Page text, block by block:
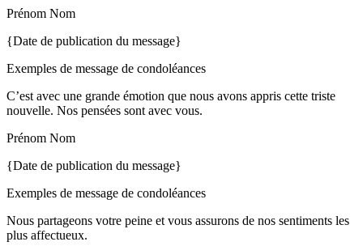
Prénom Nom
{Date de publication du message}
Exemples de message de condoléances
C’est avec une grande émotion que nous avons appris cette triste
nouvelle. Nos pensées sont avec vous.
Prénom Nom
{Date de publication du message}
Exemples de message de condoléances
Nous partageons votre peine et vous assurons de nos sentiments les
plus affectueux.